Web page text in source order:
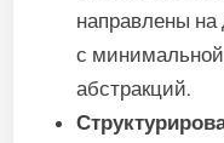
направлены
с
абстракций.